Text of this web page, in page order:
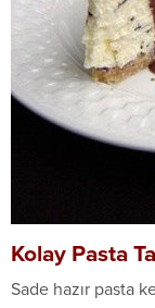
Kolay Pasta
Sade hazır pasta